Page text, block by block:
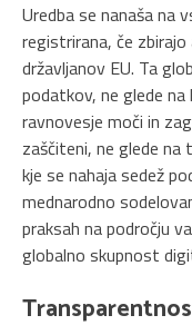
Uredba se nanaša na
registrirana, če
državljanov EU. Ta
podatkov, ne glede
ravnovesje moči in
zaščiteni, ne glede
kje se nahaja sedež
mednarodno
praksah na področju
globalno skupnost